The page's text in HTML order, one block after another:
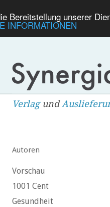
Bereitstellung unserer
INFORMATIONEN
Verlagund
Autoren
Vorschau
1001 Cent
Gesundheit